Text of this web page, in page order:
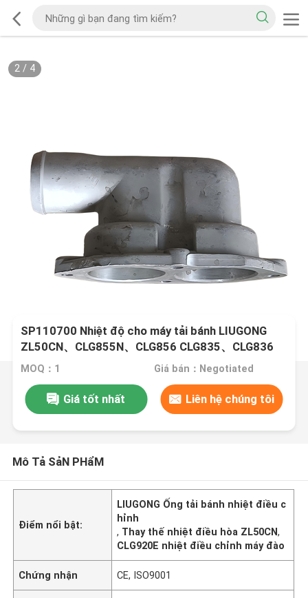
2/ 4
SP110700 Nhiệt độ cho máy tải bánh LIUGONG
ZL50CN、CLG855N、CLG856 CLG835、CLG836
Máy đào CLG920E、CLG925E
MOQ：1 Giá bán：Negotiated
Giá tốt nhất Liên hệ chúng tôi
Mô Tả SảN PHẩM
Điểm nổi bật:
LIUGONG Ống tải bánh nhiệt điều c
hỉnh
, Thay thế nhiệt điều hòa ZL50CN,
CLG920E nhiệt điều chỉnh máy đào
Chứng nhận CE, ISO9001